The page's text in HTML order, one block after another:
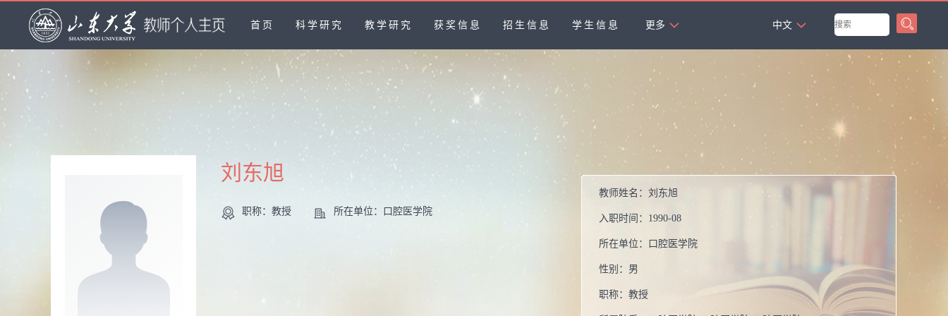
首页 科学研究 教学研究 获奖信息 招生信息 学生信息 更多
中文
刘东旭
职称：教授 所在单位：口腔医学院
教师姓名： 刘东旭
入职时间： 1990-08
所在单位： 口腔医学院
性别： 男
职称： 教授